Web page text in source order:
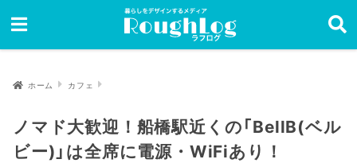
ホーム カフェ
ノマド大歓迎！船橋駅近くの「BellB(ベル
ビー)」は全席に電源・WiFiあり！